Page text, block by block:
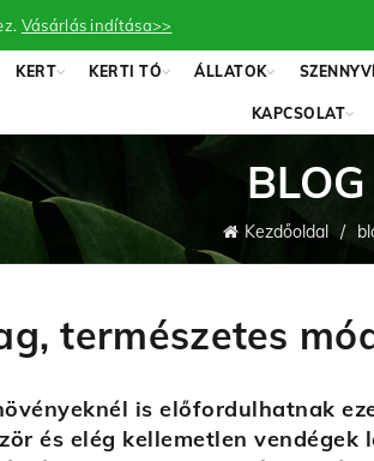
Vásárlás indítása>>
KERT KERTI TÓ ÁLLATOK
KAPCSOLAT
BLOG
Kezdőoldal
természetes
is előfordulhatnak
és elég kellemetlen vendégek